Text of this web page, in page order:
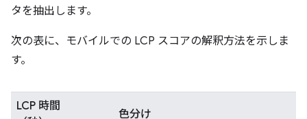
タを抽出します。
次の表に、モバイルでの LCP スコアの解釈方法を示しま
す。
LCP 時間
色分け